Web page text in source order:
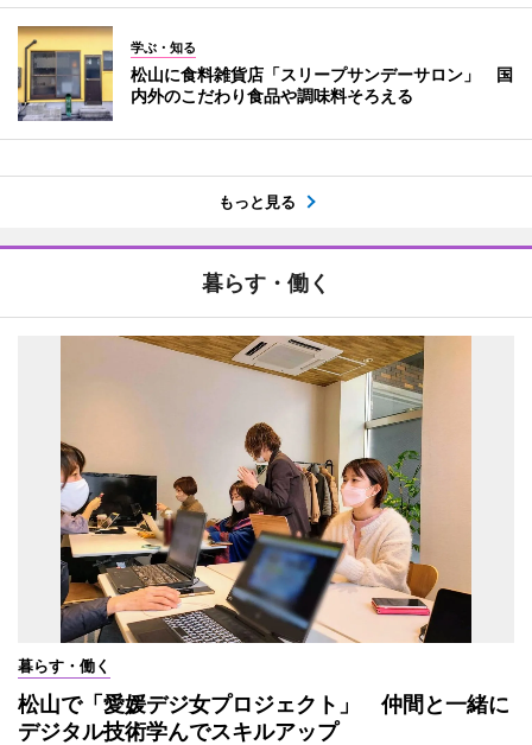
学ぶ・知る
松山に食料雑貨店「スリープサンデーサロン」 国
内外のこだわり食品や調味料そろえる
もっと見る
暮らす・働く
暮らす・働く
松山で「愛媛デジ女プロジェクト」 仲間と一緒に
デジタル技術学んでスキルアップ